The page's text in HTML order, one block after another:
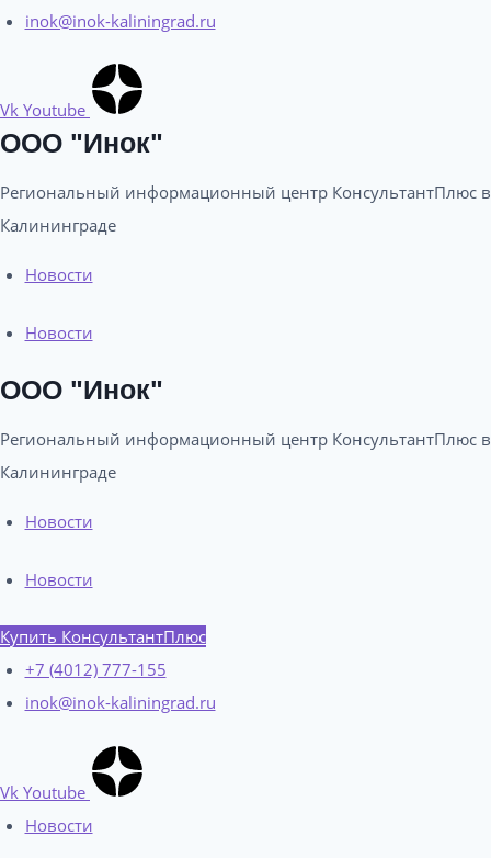
inok@inok-kaliningrad.ru
Vk Youtube
ООО "Инок"
Региональный информационный центр КонсультантПлюс в
Калининграде​
Новости
Новости
ООО "Инок"
Региональный информационный центр КонсультантПлюс в
Калининграде​
Новости
Новости
Купить КонсультантПлюс
+7 (4012) 777-155
inok@inok-kaliningrad.ru
Vk Youtube
Новости